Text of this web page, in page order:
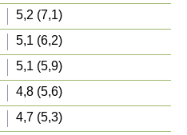
5,2 (7,1)
5,1 (6,2)
5,1 (5,9)
4,8 (5,6)
4,7 (5,3)